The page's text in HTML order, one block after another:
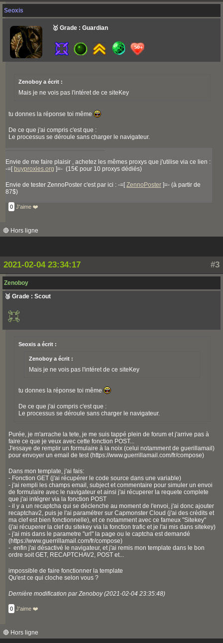
Seoxis
🥇 Grade : Guardian
Zenoboy a écrit :
Mais je ne vois pas l'intéret de ce siteKey
tu donnes la réponse toi même
De ce que j'ai compris c'est que :
Le processus se déroule sans charger le navigateur.
Envie de me faire plaisir , achetez les mêmes proxys que j'utilise via ce lien :
-=[ buyproxies.org ]=- (15€ pour 10 proxys dédiés)
Envie de tester ZennoPoster c'est par ici : -=[ ZennoPoster ]=- (à partir de
87$)
0 J'aime ❤️
🔴 Hors ligne
#3
2021-02-04 23:34:17
Zenoboy
🥉 Grade : Scout
Seoxis a écrit :
Zenoboy a écrit :
Mais je ne vois pas l'intéret de ce siteKey
tu donnes la réponse toi même
De ce que j'ai compris c'est que :
Le processus se déroule sans charger le navigateur.
Purée, je m'arrache la tete, je me suis tappé plein de forum et j'arrive pas à
faire ce que je veux avec cette fonction POST...
J'essaye de remplir un formulaire à la noix (celui notamment de guerillamail)
pour envoyer un email de test (https://www.guerrillamail.com/fr/compose)
Dans mon template, j'ai fais:
- Fonction GET (j'ai récupérer le code source dans une variable)
- j'ai rempli les champs email, subject et commentaire pour simuler un envoi
de formulaire avec le navigateur et ainsi j'ai récuperer la requete complete
que j'ai intégrer via la fonction POST
- il y a un recaptcha qui se déclenche au moment de l'envoi, j'ai donc ajouter
recaptchav2, puis je l'ai paramétrer sur Capmonster Cloud (j'ai des crédits et
ma clef est bien fonctionnelle), et ce notamment avec ce fameux "Sitekey"
(j'ai récuperer la clef du sitekey via la fonction trafic et je l'ai mis dans sitekey)
- j'ai mis dans le parametre "url" la page ou le captcha est demandé
(https://www.guerrillamail.com/fr/compose)
- enfin j'ai désactivé le navigateur, et j'ai remis mon template dans le bon
ordre soit GET, RECAPTCHAV2, POST et...
impossible de faire fonctionner la template
Qu'est ce qui cloche selon vous ?
Dernière modification par Zenoboy (2021-02-04 23:35:48)
0 J'aime ❤️
🔴 Hors ligne